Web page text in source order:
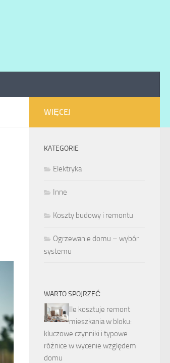
WIĘCEJ
KATEGORIE
Elektryka
Inne
Koszty budowy i remontu
Ogrzewanie domu – wybór
systemu
WARTO SPOJRZEĆ
Ile kosztuje remont
mieszkania w bloku:
kluczowe czynniki i typowe
różnice w wycenie względem
domu